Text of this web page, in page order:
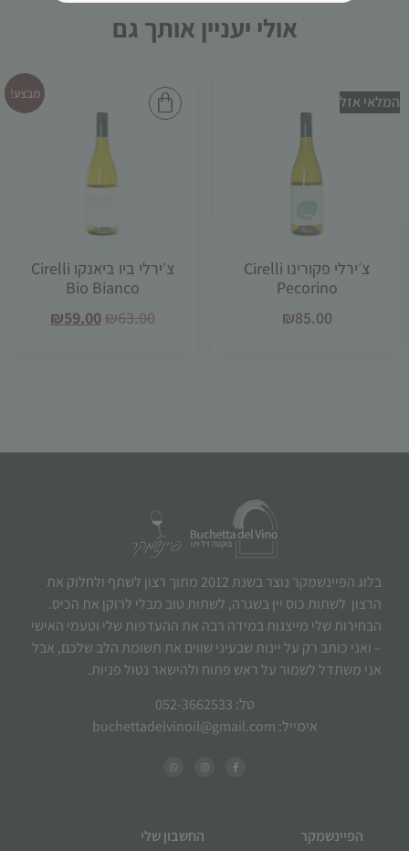
אולי יעניין אותך גם
צ׳ירלי פקורינו Cirelli
Pecorino
₪85.00
המלאי אזל מבצע!
צ׳ירלי ביו ביאנקו Cirelli
Bio Bianco
₪63.00
₪59.00
בלוג הפיינשמקר נוצר בשנת 2012 מתוך רצון לשתף ולחלוק את
הרצון לשתות כוס יין בשגרה, לשתות טוב מבלי לרוקן את הכיס.
הבחירות שלי מייצגות במידה רבה את ההעדפות שלי וטעמי האישי
– ואני כותב רק על יינות שבעיני שווים את תשומת הלב שלכם, אבל
אני משתדל לשמור על ראש פתוח ולהישאר נטול פניות.
טל: 052-3662533
אימייל: buchettadelvinoil@gmail.com
הפיינשמקר
החשבון שלי